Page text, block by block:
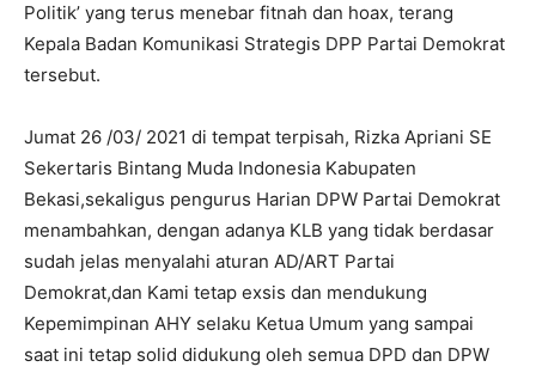
Politik’ yang terus menebar fitnah dan hoax, terang
Kepala Badan Komunikasi Strategis DPP Partai Demokrat
tersebut.
Jumat 26 /03/ 2021 di tempat terpisah, Rizka Apriani SE
Sekertaris Bintang Muda Indonesia Kabupaten
Bekasi,sekaligus pengurus Harian DPW Partai Demokrat
menambahkan, dengan adanya KLB yang tidak berdasar
sudah jelas menyalahi aturan AD/ART Partai
Demokrat,dan Kami tetap exsis dan mendukung
Kepemimpinan AHY selaku Ketua Umum yang sampai
saat ini tetap solid didukung oleh semua DPD dan DPW